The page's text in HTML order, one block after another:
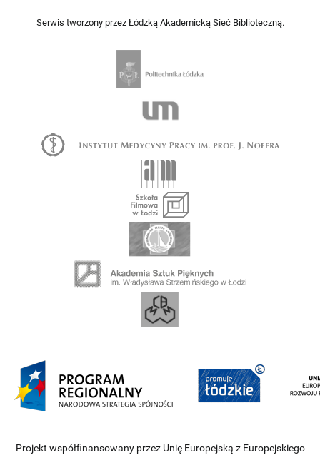
Serwis tworzony przez Łódzką Akademicką Sieć Biblioteczną.
Projekt współfinansowany przez Unię Europejską z Europejskiego